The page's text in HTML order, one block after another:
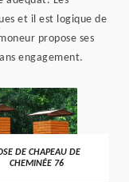
et il est logique de
propose ses
engagement.
DE CHAPEAU DE
CHEMINÉE 76